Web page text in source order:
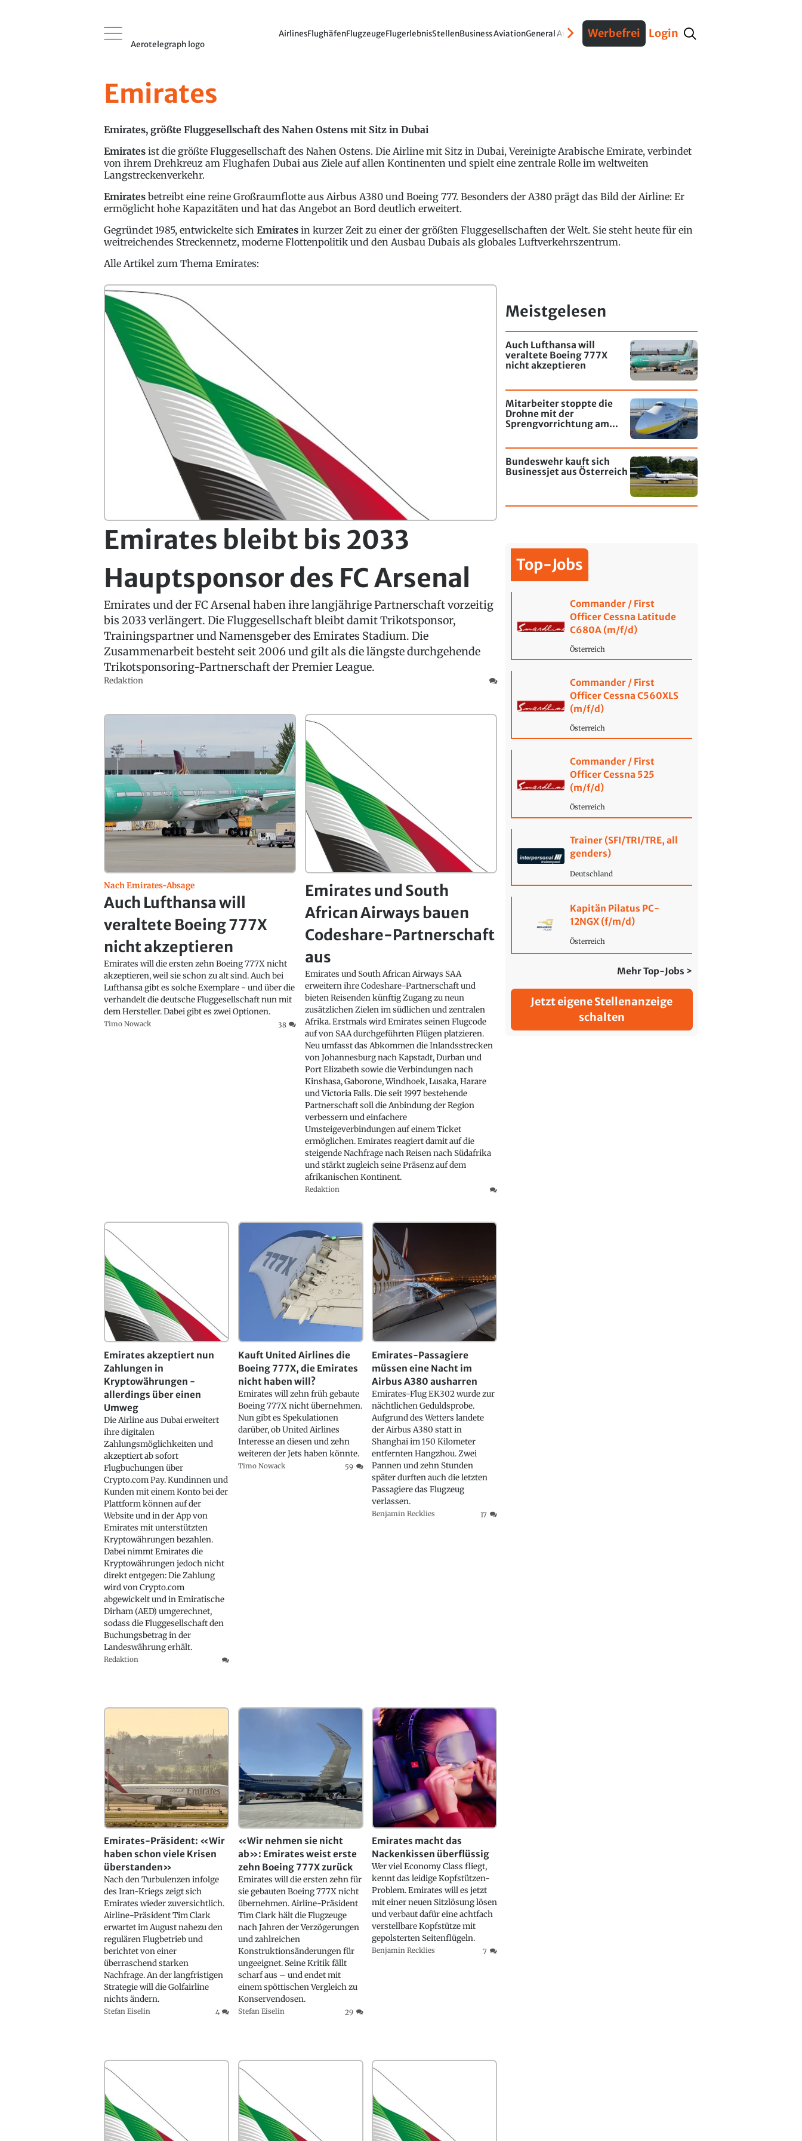
Aerotelegraph logo
AirlinesFlughäfenFlugzeugeFlugerlebnisStellenBusiness AviationGeneral AviationVerteidigungInterviews Fracht
Werbefrei Login
Emirates
Emirates, größte Fluggesellschaft des Nahen Ostens mit Sitz in Dubai
Emirates ist die größte Fluggesellschaft des Nahen Ostens. Die Airline mit Sitz in Dubai, Vereinigte Arabische Emirate, verbindet
von ihrem Drehkreuz am Flughafen Dubai aus Ziele auf allen Kontinenten und spielt eine zentrale Rolle im weltweiten
Langstreckenverkehr.
Emirates betreibt eine reine Großraumflotte aus Airbus A380 und Boeing 777. Besonders der A380 prägt das Bild der Airline: Er
ermöglicht hohe Kapazitäten und hat das Angebot an Bord deutlich erweitert.
Gegründet 1985, entwickelte sichEmirates in kurzer Zeit zu einer der größten Fluggesellschaften der Welt. Sie steht heute für ein
weitreichendes Streckennetz, moderne Flottenpolitik und den Ausbau Dubais als globales Luftverkehrszentrum.
Alle Artikel zum Thema Emirates:
Emirates bleibt bis 2033
Hauptsponsor des FC Arsenal
Emirates und der FC Arsenal haben ihre langjährige Partnerschaft vorzeitig
bis 2033 verlängert. Die Fluggesellschaft bleibt damit Trikotsponsor,
Trainingspartner und Namensgeber des Emirates Stadium. Die
Zusammenarbeit besteht seit 2006 und gilt als die längste durchgehende
Trikotsponsoring-Partnerschaft der Premier League.
Redaktion
Nach Emirates-Absage
Auch Lufthansa will
veraltete Boeing 777X
nicht akzeptieren
Emirates will die ersten zehn Boeing 777X nicht
akzeptieren, weil sie schon zu alt sind. Auch bei
Lufthansa gibt es solche Exemplare - und über die
verhandelt die deutsche Fluggesellschaft nun mit
dem Hersteller. Dabei gibt es zwei Optionen.
Timo Nowack 38
Emirates und South
African Airways bauen
Codeshare-Partnerschaft
aus
Emirates und South African Airways SAA
erweitern ihre Codeshare-Partnerschaft und
bieten Reisenden künftig Zugang zu neun
zusätzlichen Zielen im südlichen und zentralen
Afrika. Erstmals wird Emirates seinen Flugcode
auf von SAA durchgeführten Flügen platzieren.
Neu umfasst das Abkommen die Inlandsstrecken
von Johannesburg nach Kapstadt, Durban und
Port Elizabeth sowie die Verbindungen nach
Kinshasa, Gaborone, Windhoek, Lusaka, Harare
und Victoria Falls. Die seit 1997 bestehende
Partnerschaft soll die Anbindung der Region
verbessern und einfachere
Umsteigeverbindungen auf einem Ticket
ermöglichen. Emirates reagiert damit auf die
steigende Nachfrage nach Reisen nach Südafrika
und stärkt zugleich seine Präsenz auf dem
afrikanischen Kontinent.
Redaktion
Emirates akzeptiert nun
Zahlungen in
Kryptowährungen -
allerdings über einen
Umweg
Die Airline aus Dubai erweitert
ihre digitalen
Zahlungsmöglichkeiten und
akzeptiert ab sofort
Flugbuchungen über
Crypto.com Pay. Kundinnen und
Kunden mit einem Konto bei der
Plattform können auf der
Website und in der App von
Emirates mit unterstützten
Kryptowährungen bezahlen.
Dabei nimmt Emirates die
Kryptowährungen jedoch nicht
direkt entgegen: Die Zahlung
wird von Crypto.com
abgewickelt und in Emiratische
Dirham (AED) umgerechnet,
sodass die Fluggesellschaft den
Buchungsbetrag in der
Landeswährung erhält.
Redaktion
Kauft United Airlines die
Boeing 777X, die Emirates
nicht haben will?
Emirates will zehn früh gebaute
Boeing 777X nicht übernehmen.
Nun gibt es Spekulationen
darüber, ob United Airlines
Interesse an diesen und zehn
weiteren der Jets haben könnte.
Timo Nowack 59
Emirates-Passagiere
müssen eine Nacht im
Airbus A380 ausharren
Emirates-Flug EK302 wurde zur
nächtlichen Geduldsprobe.
Aufgrund des Wetters landete
der Airbus A380 statt in
Shanghai im 150 Kilometer
entfernten Hangzhou. Zwei
Pannen und zehn Stunden
später durften auch die letzten
Passagiere das Flugzeug
verlassen.
Benjamin Recklies 17
Emirates-Präsident: «Wir
haben schon viele Krisen
überstanden»
Nach den Turbulenzen infolge
des Iran-Kriegs zeigt sich
Emirates wieder zuversichtlich.
Airline-Präsident Tim Clark
erwartet im August nahezu den
regulären Flugbetrieb und
berichtet von einer
überraschend starken
Nachfrage. An der langfristigen
Strategie will die Golfairline
nichts ändern.
Stefan Eiselin 4
«Wir nehmen sie nicht
ab»: Emirates weist erste
zehn Boeing 777X zurück
Emirates will die ersten zehn für
sie gebauten Boeing 777X nicht
übernehmen. Airline-Präsident
Tim Clark hält die Flugzeuge
nach Jahren der Verzögerungen
und zahlreichen
Konstruktionsänderungen für
ungeeignet. Seine Kritik fällt
scharf aus – und endet mit
einem spöttischen Vergleich zu
Konservendosen.
Stefan Eiselin 29
Emirates macht das
Nackenkissen überflüssig
Wer viel Economy Class fliegt,
kennt das leidige Kopfstützen-
Problem. Emirates will es jetzt
mit einer neuen Sitzlösung lösen
und verbaut dafür eine achtfach
verstellbare Kopfstütze mit
gepolsterten Seitenflügeln.
Benjamin Recklies 7
Meistgelesen
Auch Lufthansa will
veraltete Boeing 777X
nicht akzeptieren
Mitarbeiter stoppte die
Drohne mit der
Sprengvorrichtung am
Bundeswehr kauft sich
Businessjet aus Österreich
Top-Jobs
Commander / First
Officer Cessna Latitude
C680A (m/f/d)
Österreich
Commander / First
Officer Cessna C560XLS
(m/f/d)
Österreich
Commander / First
Officer Cessna 525
(m/f/d)
Österreich
Trainer (SFI/TRI/TRE, all
genders)
Deutschland
Kapitän Pilatus PC-
12NGX (f/m/d)
Österreich
Mehr Top-Jobs >
Jetzt eigene Stellenanzeige
schalten